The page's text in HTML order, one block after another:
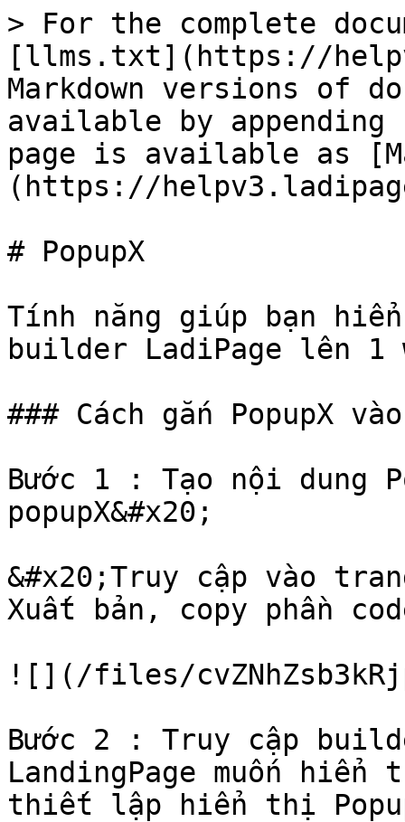
> For the complete
[llms.txt](https://
Markdown versions of
available by
page is available as
(https://
# PopupX
Tính năng giúp bạn
builder LadiPage lên 1
### Cách gắn PopupX
Bước 1 : Tạo nội dung
popupX&#x20;
&#x20;Truy cập vào
Xuất bản, copy phần
![](/files/
Bước 2 : Truy cập
LandingPage muốn
thiết lập hiển thị